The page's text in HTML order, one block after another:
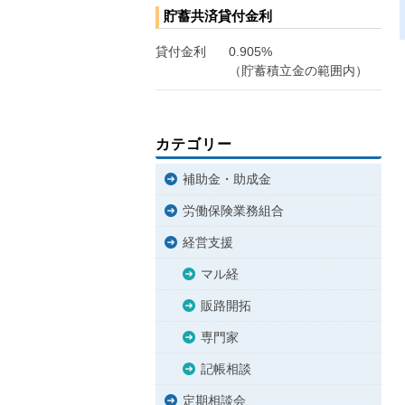
貯蓄共済貸付金利
貸付金利
0.905%
（貯蓄積立金の範囲内）
カテゴリー
補助金・助成金
労働保険業務組合
経営支援
マル経
販路開拓
専門家
記帳相談
定期相談会